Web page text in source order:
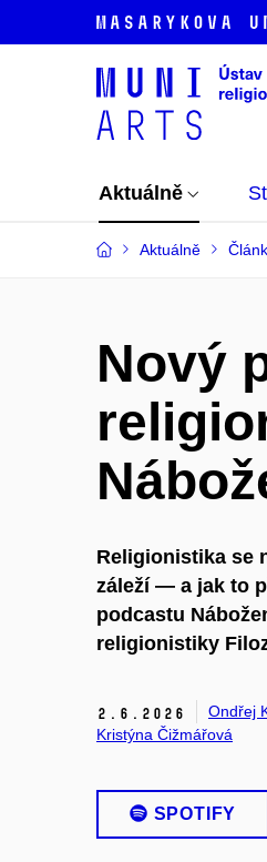
Aktuálně
Aktuálně
Nový
Religionistika se
záleží — a jak to
podcastu
religionistiky
2. 6. 2026 Ondřej
Kristýna Čižmářová
SPOTIFY